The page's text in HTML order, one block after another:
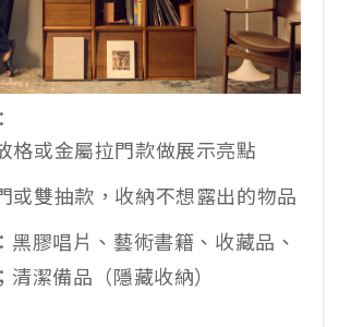
格或金屬拉門款做展示亮點
或雙抽款，收納不想露出的物品
黑膠唱片、藝術書籍、收藏品、
清潔備品（隱藏收納）